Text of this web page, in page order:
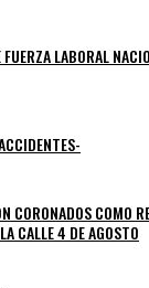
LABORAL
CORONADOS COMO
CALLE 4 DE AGOSTO